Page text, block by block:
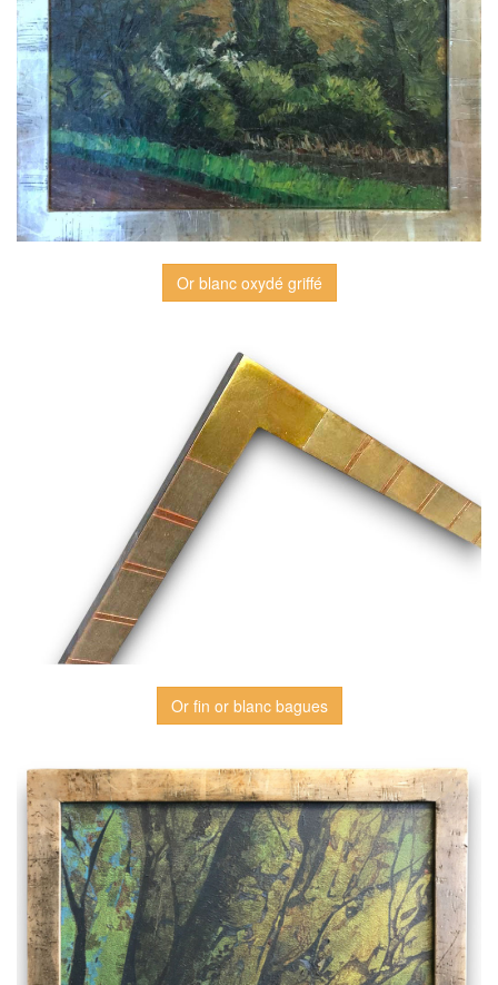
Or blanc oxydé griffé
Or fin or blanc bagues